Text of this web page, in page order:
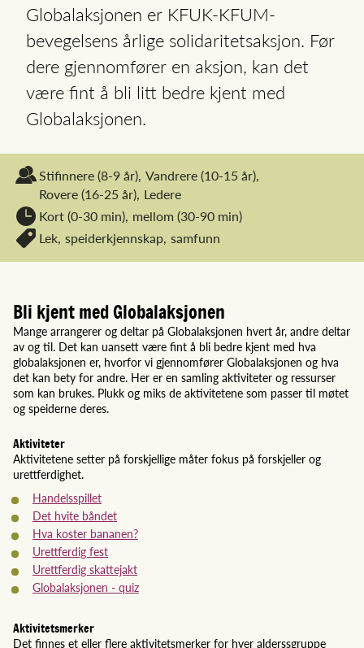
Globalaksjonen er KFUK-KFUM-
bevegelsens årlige solidaritetsaksjon. Før
dere gjennomfører en aksjon, kan det
være fint å bli litt bedre kjent med
Globalaksjonen.
Stifinnere(8-9 år), Vandrere(10-15 år),
Rovere(16-25 år), Ledere
Kort (0-30 min), mellom (30-90 min)
Lek, speiderkjennskap, samfunn
Bli kjent med Globalaksjonen
Mange arrangerer og deltar på Globalaksjonen hvert år, andre deltar
av og til. Det kan uansett være fint å bli bedre kjent med hva
globalaksjonen er, hvorfor vi gjennomfører Globalaksjonen og hva
det kan bety for andre. Her er en samling aktiviteter og ressurser
som kan brukes. Plukk og miks de aktivitetene som passer til møtet
og speiderne deres.
Aktiviteter
Aktivitetene setter på forskjellige måter fokus på forskjeller og
urettferdighet.
Handelsspillet
Det hvite båndet
Hva koster bananen?
Urettferdig fest
Urettferdig skattejakt
Globalaksjonen - quiz
Aktivitetsmerker
Det finnes et eller flere aktivitetsmerker for hver alderssgruppe